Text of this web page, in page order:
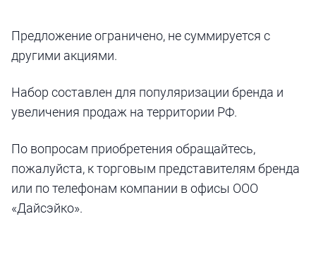
Предложение ограничено, не суммируется с
другими акциями.
Набор составлен для популяризации бренда и
увеличения продаж на территории РФ.
По вопросам приобретения обращайтесь,
пожалуйста, к торговым представителям бренда
или по телефонам компании в офисы ООО
«Дайсэйко».